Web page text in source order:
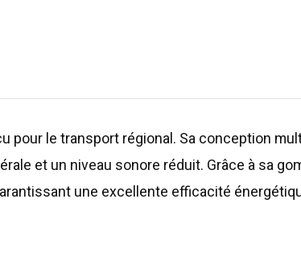
pour le transport régional. Sa conception
et un niveau sonore réduit. Grâce à sa
une excellente efficacité